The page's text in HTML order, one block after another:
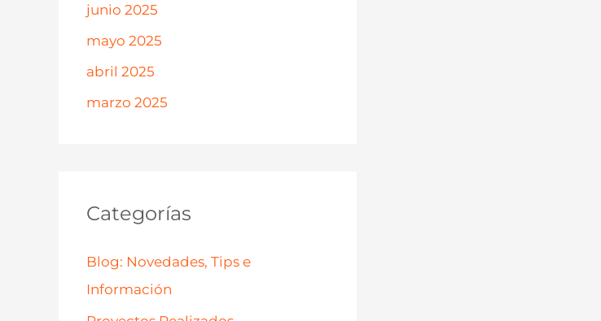
junio 2025
mayo 2025
abril 2025
marzo 2025
Categorías
Blog: Novedades, Tips e
Información